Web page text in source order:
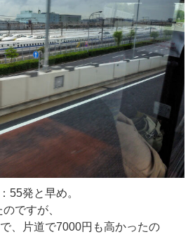
55発と早め。
ですが、
、片道で7000円も高かったの